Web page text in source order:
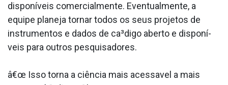
disponí­veis comercialmente. Eventualmente, a
equipe planeja tornar todos os seus projetos de
instrumentos e dados de ca³digo aberto e disponí­
veis para outros pesquisadores.
â€œ Isso torna a ciência mais acessa­vel a mais